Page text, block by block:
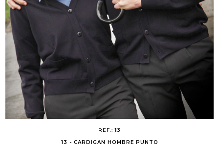
REF.:13
13 - CARDIGAN HOMBRE PUNTO